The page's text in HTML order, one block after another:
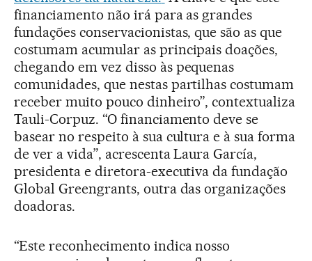
financiamento não irá para as grandes
fundações conservacionistas, que são as que
costumam acumular as principais doações,
chegando em vez disso às pequenas
comunidades, que nestas partilhas costumam
receber muito pouco dinheiro”, contextualiza
Tauli-Corpuz. “O financiamento deve se
basear no respeito à sua cultura e à sua forma
de ver a vida”, acrescenta Laura García,
presidenta e diretora-executiva da fundação
Global Greengrants, outra das organizações
doadoras.
“Este reconhecimento indica nosso